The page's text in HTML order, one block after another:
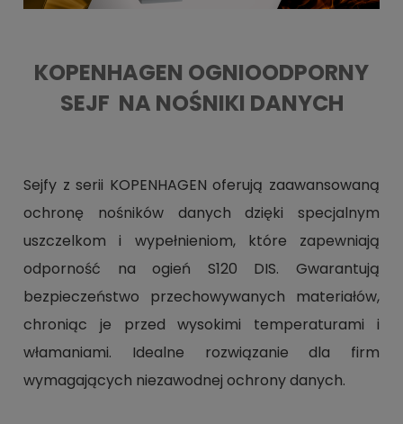
KOPENHAGEN OGNIOODPORNY
SEJF NA NOŚNIKI DANYCH
Sejfy z serii KOPENHAGEN oferują zaawansowaną
ochronę nośników danych dzięki specjalnym
uszczelkom i wypełnieniom, które zapewniają
odporność na ogień S120 DIS. Gwarantują
bezpieczeństwo przechowywanych materiałów,
chroniąc je przed wysokimi temperaturami i
włamaniami. Idealne rozwiązanie dla firm
wymagających niezawodnej ochrony danych.